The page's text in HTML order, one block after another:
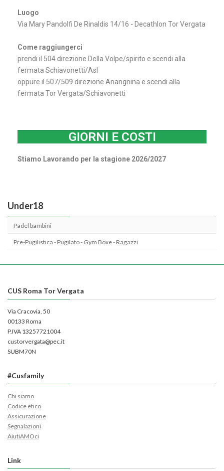
Luogo
Via Mary Pandolfi De Rinaldis 14/16 - Decathlon Tor Vergata
Come raggiungerci
prendi il 504 direzione Della Volpe/spirito e scendi alla
fermata Schiavonetti/Asl
oppure il 507/509 direzione Anangnina e scendi alla
fermata Tor Vergata/Schiavonetti
GIORNI E COSTI
Stiamo Lavorando per la stagione 2026/2027
Under18
Padel bambini
Pre-Pugilistica - Pugilato - Gym Boxe - Ragazzi
CUS Roma Tor Vergata
Via Cracovia, 50
00133 Roma
P.IVA 13257721004
custorvergata@pec.it
SUBM70N
#Cusfamily
Chi siamo
Codice etico
Assicurazione
Segnalazioni
AiutiAMOci
Link